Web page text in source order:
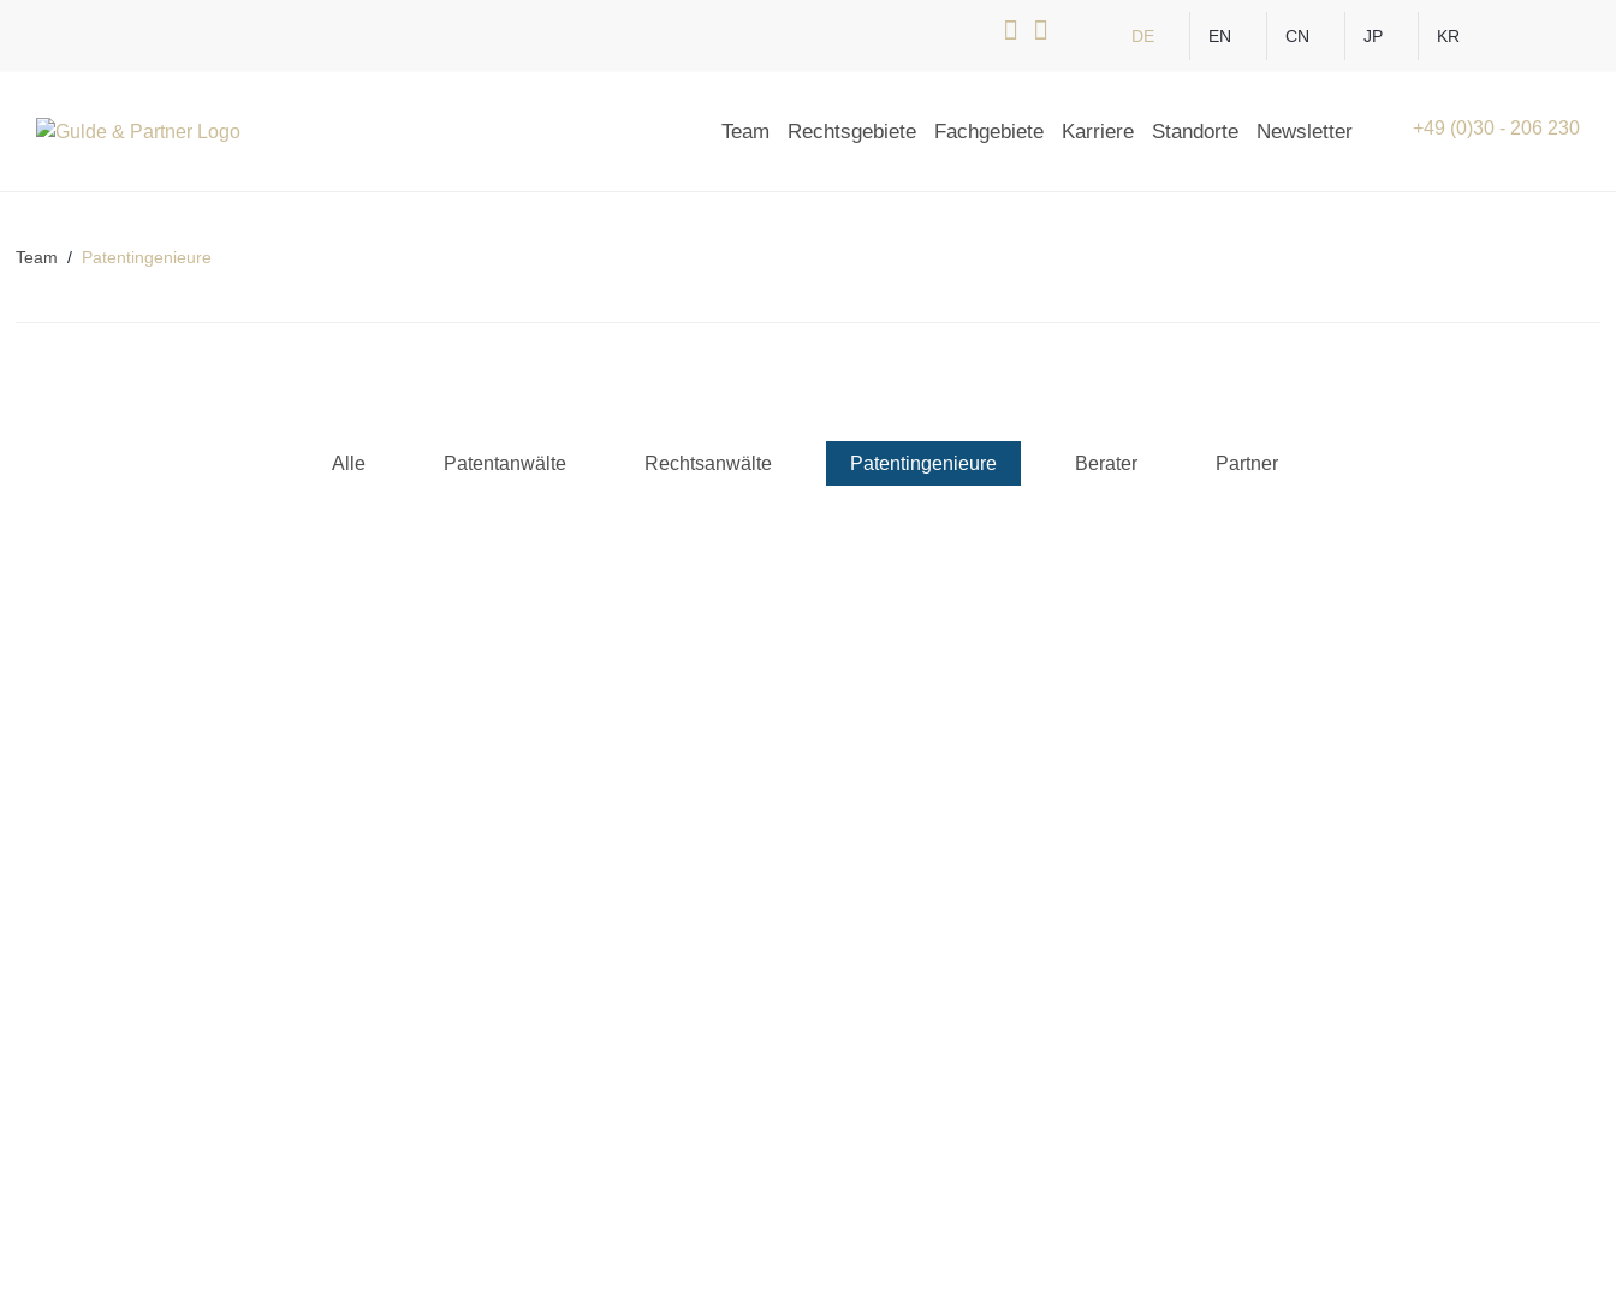
DE EN CN JP KR
Team Rechtsgebiete Fachgebiete Karriere Standorte Newsletter +49 (0)30 - 206 230
Team / Patentingenieure
Alle Patentanwälte Rechtsanwälte Patentingenieure Berater Partner